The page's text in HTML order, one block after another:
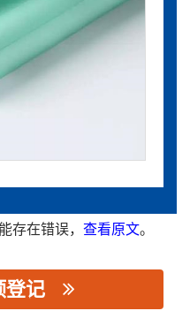
存在错误， 查看原文。
登记